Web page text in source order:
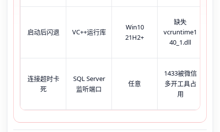
启动后闪退 VC++运行库
Win10
21H2+
缺失
vcruntime1
40_1.dll
连接超时卡
死
SQL Server
监听端口
任意
1433被微信
多开工具占
用